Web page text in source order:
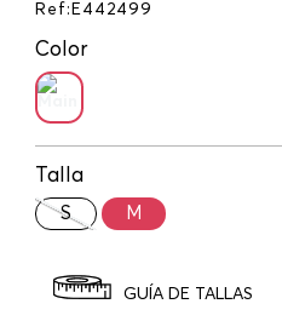
Ref : E442499
Color
Talla
S M
GUÍA DE TALLAS